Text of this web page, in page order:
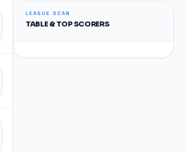
LEAGUE SCAN
TABLE & TOP SCORERS